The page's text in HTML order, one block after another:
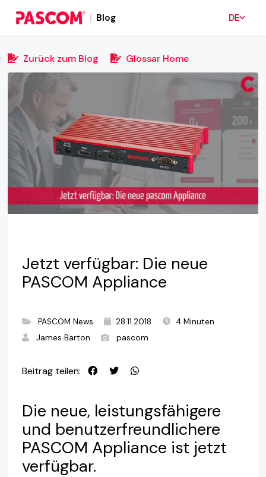
Blog DE
Zurück zum Blog Glossar Home
Jetzt verfügbar: Die neue
PASCOM Appliance
PASCOM News 28.11.2018
4 Minuten
James Barton
pascom
Beitrag teilen:
Die neue, leistungsfähigere
und benutzerfreundlichere
PASCOM Appliance ist jetzt
verfügbar.